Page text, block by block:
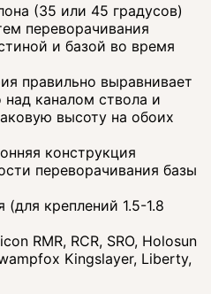
(35 или 45 градусов)
переворачивания
и базой во время
правильно выравнивает
над каналом ствола и
высоту на обоих
конструкция
переворачивания базы
(для креплений 1.5-1.8
RMR, RCR, SRO, Holosun
Kingslayer, Liberty,